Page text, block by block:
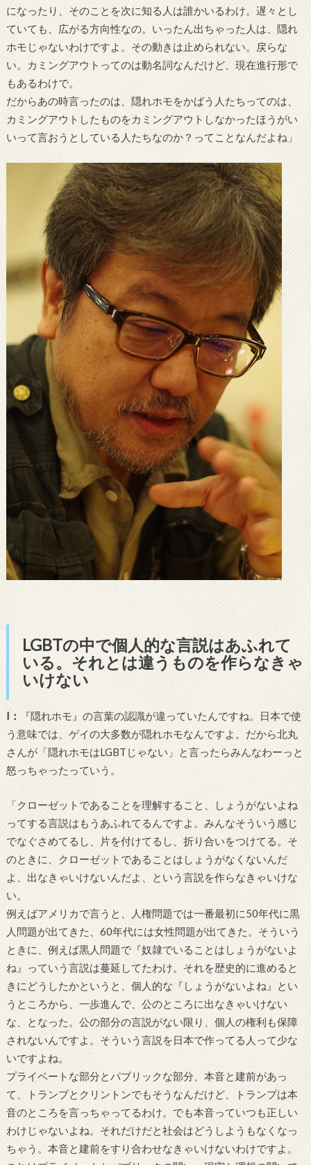
になったり、そのことを次に知る人は誰かいるわけ。遅々とし
ていても、広がる方向性なの。いったん出ちゃった人は、隠れ
ホモじゃないわけですよ。その動きは止められない。戻らな
い。カミングアウトってのは動名詞なんだけど、現在進行形で
もあるわけで。
だからあの時言ったのは、隠れホモをかばう人たちってのは、
カミングアウトしたものをカミングアウトしなかったほうがい
いって言おうとしている人たちなのか？ってことなんだよね」
LGBTの中で個人的な言説はあふれて
いる。それとは違うものを作らなきゃ
いけない
I ：
『隠れホモ』の言葉の認識が違っていたんですね。日本で使
う意味では、ゲイの大多数が隠れホモなんですよ。だから北丸
さんが「隠れホモはLGBT じゃない」と言ったらみんなわーっと
怒っちゃったっていう。
「クローゼットであることを理解すること、しょうがないよね
ってする言説はもうあふれてるんですよ。みんなそういう感じ
でなぐさめてるし、片を付けてるし、折り合いをつけてる。そ
のときに、クローゼットであることはしょうがなくないんだ
よ、出なきゃいけないんだよ、という言説を作らなきゃいけな
い。
例えばアメリカで言うと、人権問題では一番最初に50年代に黒
人問題が出てきた、 60年代には女性問題が出てきた。そういう
ときに、例えば黒人問題で『奴隷でいることはしょうがないよ
ね』っていう言説は蔓延してたわけ。それを歴史的に進めると
きにどうしたかというと、個人的な『しょうがないよね』とい
うところから、一歩進んで、公のところに出なきゃいけない
な、となった。公の部分の言説がない限り、個人の権利も保障
されないんですよ。そういう言説を日本で作ってる人って少な
いですよね。
プライベートな部分とパブリックな部分、本音と建前があっ
て、トランプとクリントンでもそうなんだけど、トランプは本
音のところを言っちゃってるわけ。でも本音っていつも正しい
わけじゃないよね。それだけだと社会はどうしようもなくなっ
ちゃう。本音と建前をすり合わせなきゃいけないわけですよ。